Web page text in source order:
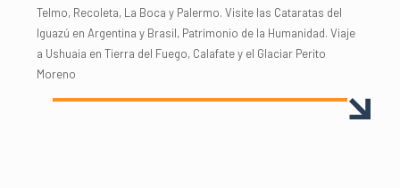
Telmo, Recoleta, La Boca y Palermo. Visite las Cataratas del
Iguazú en Argentina y Brasil, Patrimonio de la Humanidad. Viaje
a Ushuaia en Tierra del Fuego, Calafate y el Glaciar Perito
Moreno